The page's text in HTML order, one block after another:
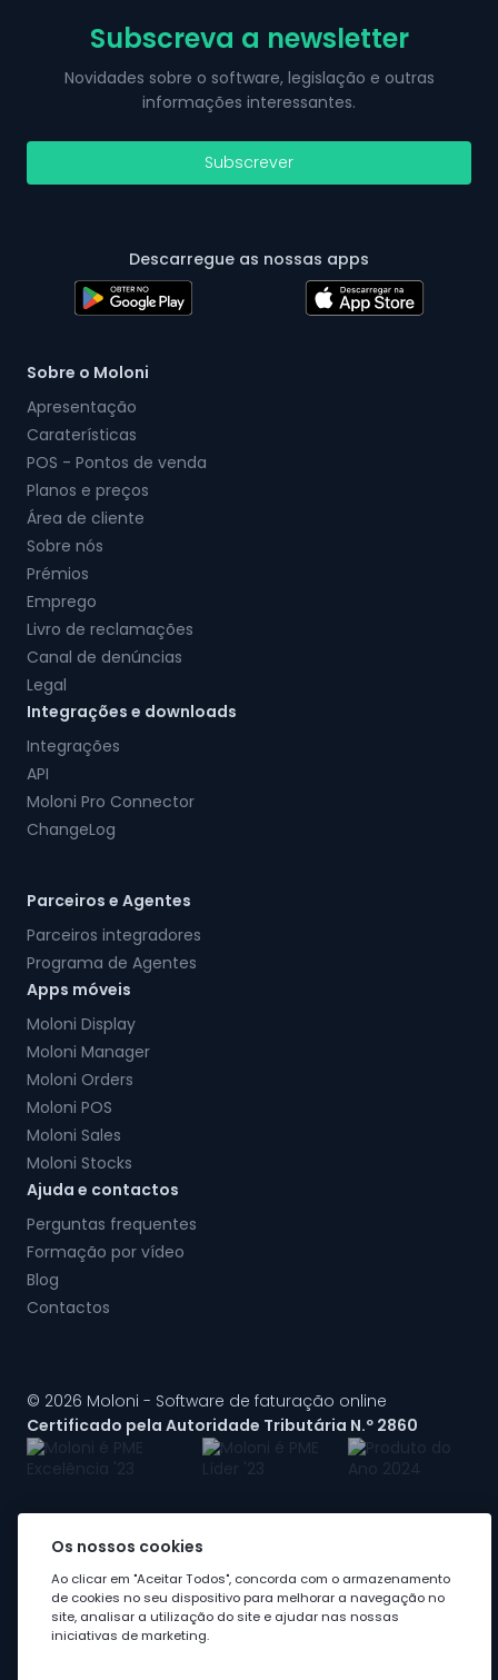
Subscreva a newsletter
Novidades sobre o software, legislação e outras
informações interessantes.
Subscrever
Descarregue as nossas apps
Sobre o Moloni
Apresentação
Caraterísticas
POS - Pontos de venda
Planos e preços
Área de cliente
Sobre nós
Prémios
Emprego
Livro de reclamações
Canal de denúncias
Legal
Integrações e downloads
Integrações
API
Moloni Pro Connector
ChangeLog
Parceiros e Agentes
Parceiros integradores
Programa de Agentes
Apps móveis
Moloni Display
Moloni Manager
Moloni Orders
Moloni POS
Moloni Sales
Moloni Stocks
Ajuda e contactos
Perguntas frequentes
Formação por vídeo
Blog
Contactos
© 2026 Moloni - Software de faturação online
Certificado pela Autoridade Tributária N.º 2860
A Moloni faz parte dogrupo Visma
Os nossos cookies
Ao clicar em "Aceitar Todos", concorda com o armazenamento
de cookies no seu dispositivo para melhorar a navegação no
site, analisar a utilização do site e ajudar nas nossas
iniciativas de marketing.